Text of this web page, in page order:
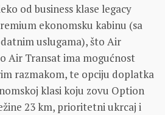
od business klase legacy
ekonomsku kabinu (sa
uslugama), što Air
Air Transat ima mogućnost
razmakom, te opciju doplatka
klasi koju zovu Option
23 km, prioritetni ukrcaj i